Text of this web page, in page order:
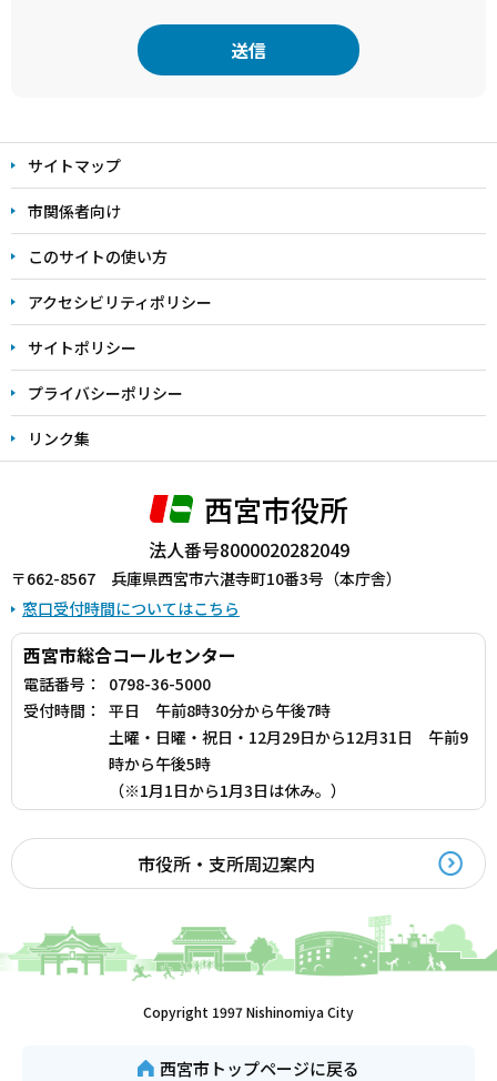
文
こ
こ
ま
で
サイトマップ
市関係者向け
このサイトの使い方
アクセシビリティポリシー
サイトポリシー
プライバシーポリシー
リンク集
西宮市役所
法人番号8000020282049
〒662-8567 兵庫県西宮市六湛寺町10番3号（本庁舎）
窓口受付時間についてはこちら
西宮市総合コールセンター
電話番号：
0798-36-5000
受付時間：
平日 午前8時30分から午後7時
土曜・日曜・祝日・12月29日から12月31日 午前9
時から午後5時
（※1月1日から1月3日は休み。）
市役所・支所周辺案内
Copyright 1997 Nishinomiya City
西宮市トップページに戻る